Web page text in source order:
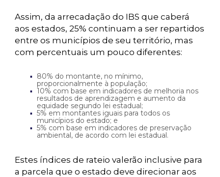
Assim, da arrecadação do IBS que caberá
aos estados, 25% continuam a ser repartidos
entre os municípios de seu território, mas
com percentuais um pouco diferentes:
80% do montante, no mínimo,
proporcionalmente à população;
10% com base em indicadores de melhoria nos
resultados de aprendizagem e aumento da
equidade segundo lei estadual;
5% em montantes iguais para todos os
municípios do estado; e
5% com base em indicadores de preservação
ambiental, de acordo com lei estadual.
Estes índices de rateio valerão inclusive para
a parcela que o estado deve direcionar aos